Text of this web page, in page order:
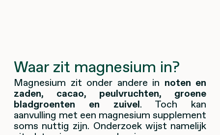
Waar zit magnesium in?
Magnesium zit onder andere in noten en
zaden, cacao, peulvruchten, groene
bladgroenten en zuivel. Toch kan
aanvulling met een magnesium supplement
soms nuttig zijn. Onderzoek wijst namelijk